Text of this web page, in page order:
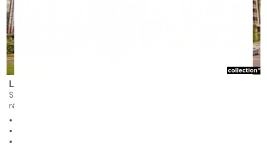
Le Gibraltar
Sainte-Foy
résidence autonome à louer